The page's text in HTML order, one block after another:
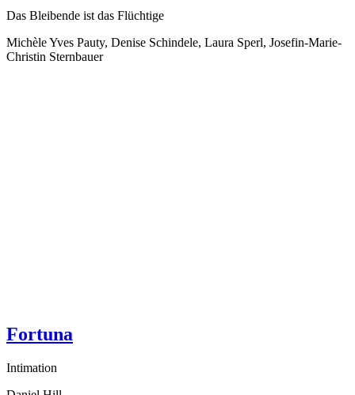
Das Bleibende ist das Flüchtige
Michèle Yves Pauty, Denise Schindele, Laura Sperl, Josefin-Marie-
Christin Sternbauer
Fortuna
Intimation